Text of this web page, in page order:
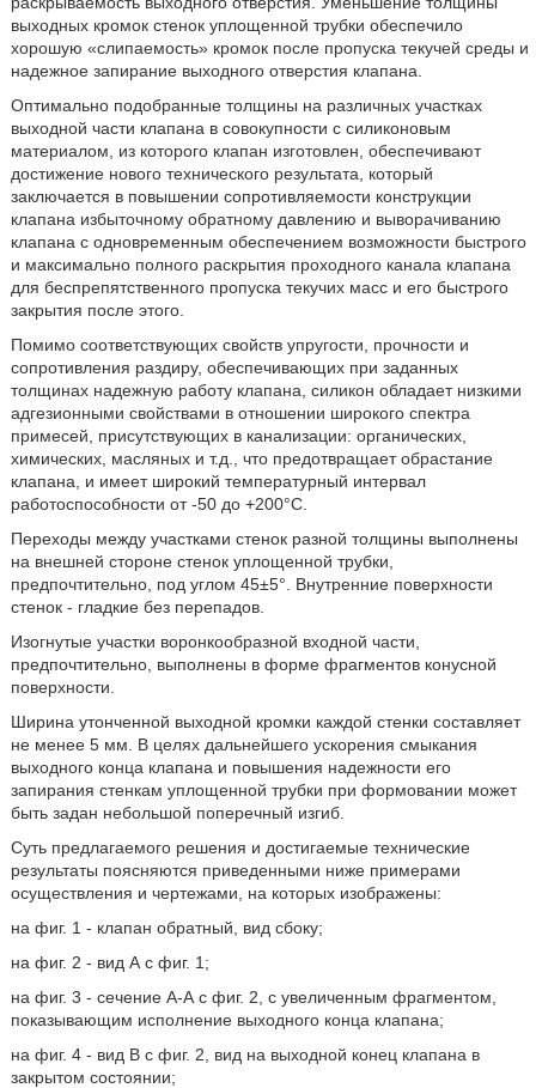
выходных кромок стенок уплощенной трубки обеспечило
хорошую «слипаемость» кромок после пропуска текучей среды и
надежное запирание выходного отверстия клапана.
Оптимально подобранные толщины на различных участках
выходной части клапана в совокупности с силиконовым
материалом, из которого клапан изготовлен, обеспечивают
достижение нового технического результата, который
заключается в повышении сопротивляемости конструкции
клапана избыточному обратному давлению и выворачиванию
клапана с одновременным обеспечением возможности быстрого
и максимально полного раскрытия проходного канала клапана
для беспрепятственного пропуска текучих масс и его быстрого
закрытия после этого.
Помимо соответствующих свойств упругости, прочности и
сопротивления раздиру, обеспечивающих при заданных
толщинах надежную работу клапана, силикон обладает низкими
адгезионными свойствами в отношении широкого спектра
примесей, присутствующих в канализации: органических,
химических, масляных и т.д., что предотвращает обрастание
клапана, и имеет широкий температурный интервал
работоспособности от -50 до +200°С.
Переходы между участками стенок разной толщины выполнены
на внешней стороне стенок уплощенной трубки,
предпочтительно, под углом 45±5°. Внутренние поверхности
стенок - гладкие без перепадов.
Изогнутые участки воронкообразной входной части,
предпочтительно, выполнены в форме фрагментов конусной
поверхности.
Ширина утонченной выходной кромки каждой стенки составляет
не менее 5 мм. В целях дальнейшего ускорения смыкания
выходного конца клапана и повышения надежности его
запирания стенкам уплощенной трубки при формовании может
быть задан небольшой поперечный изгиб.
Суть предлагаемого решения и достигаемые технические
результаты поясняются приведенными ниже примерами
осуществления и чертежами, на которых изображены:
на фиг. 1 - клапан обратный, вид сбоку;
на фиг. 2 - вид А с фиг. 1;
на фиг. 3 - сечение А-А с фиг. 2, с увеличенным фрагментом,
показывающим исполнение выходного конца клапана;
на фиг. 4 - вид В с фиг. 2, вид на выходной конец клапана в
закрытом состоянии;